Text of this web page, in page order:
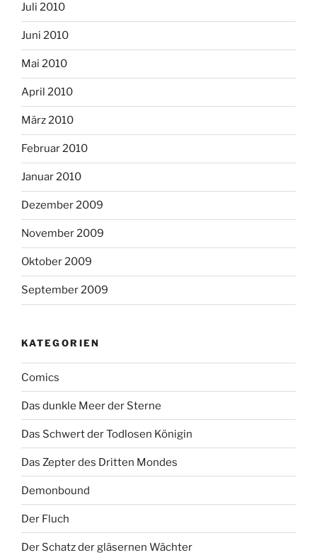
Juli 2010
Juni 2010
Mai 2010
April 2010
März 2010
Februar 2010
Januar 2010
Dezember 2009
November 2009
Oktober 2009
September 2009
KATEGORIEN
Comics
Das dunkle Meer der Sterne
Das Schwert der Todlosen Königin
Das Zepter des Dritten Mondes
Demonbound
Der Fluch
Der Schatz der gläsernen Wächter